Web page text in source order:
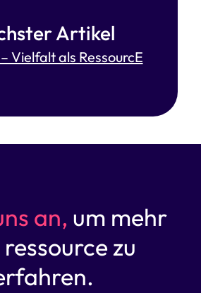
Artikel
Vielfalt als RessourcE
an, um mehr
zu